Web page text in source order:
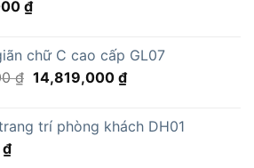
₫
chữ C cao cấp GL07
₫ Giá
16,695,000 ₫.
14,819,000 ₫Giá
là:
trí phòng khách DH01
₫